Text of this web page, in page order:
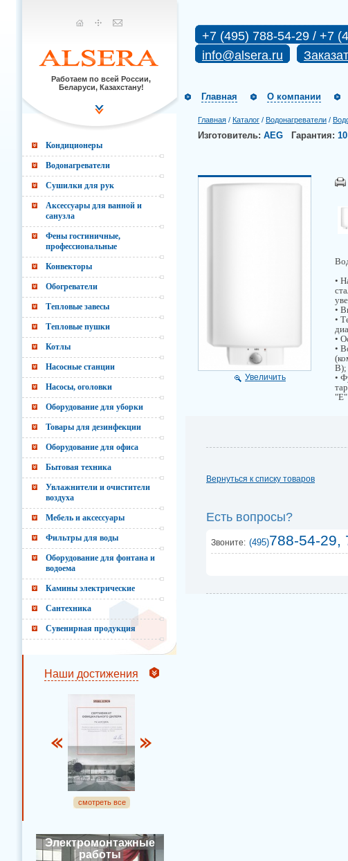
Работаем по всей России,
Беларуси, Казахстану!
+7 (495) 788-54-29 / +7
info@alsera.ru
Главная О компании
Главная / Каталог / Водонагреватели /
Изготовитель: AEG Гарантия:
Увеличить
•
•
•
•
•
В);
•
"Е"
Вернуться к списку товаров
Есть вопросы?
Звоните: (495)788-54-29,
Кондиционеры
Водонагреватели
Сушилки для рук
Аксессуары для ванной и
санузла
Фены гостиничные,
профессиональные
Конвекторы
Обогреватели
Тепловые завесы
Тепловые пушки
Котлы
Насосные станции
Насосы, оголовки
Оборудование для уборки
Товары для дезинфекции
Оборудование для офиса
Бытовая техника
Увлажнители и очистители
воздуха
Мебель и аксессуары
Фильтры для воды
Оборудование для фонтана и
водоема
Камины электрические
Сантехника
Сувенирная продукция
Наши достижения
смотреть все
Электромонтажные
работы